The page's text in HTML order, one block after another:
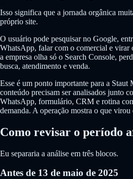
Isso significa que a jornada orgânica
próprio site.
O usuário pode pesquisar no Google,
WhatsApp, falar com o comercial e virar
a empresa olha só o Search Console,
busca, atendimento e venda.
Esse é um ponto importante para a
conteúdo precisam ser analisados junto
WhatsApp, formulário, CRM e rotina
demanda. A operação mostra o que virou
Como revisar o período
Eu separaria a análise em três blocos.
Antes de 13 de maio de 2025